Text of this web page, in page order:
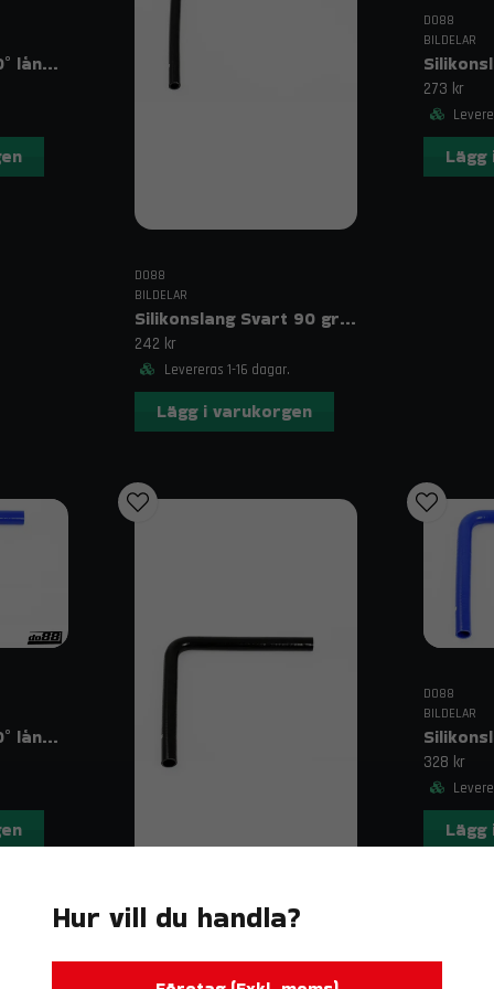
Silikonslang Blå 90° långt ben 0,75″ (19 mm)
DO88
BILDELAR
Silikonslang Svart 90 grader långt ben 0,75" (19mm)
242 kr
Levereras 1-16 dagar.
Lägg i varukorgen
DO88
BILDELAR
273 kr
Silikonslang Blå 90° långt ben 1″ (25 mm)
DO88
BILDELAR
328 kr
Hur vill du handla?